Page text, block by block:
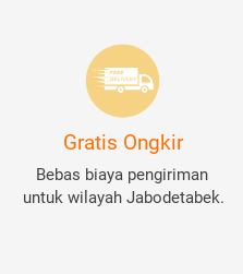
Gratis Ongkir
Bebas biaya pengiriman
untuk wilayah Jabodetabek.